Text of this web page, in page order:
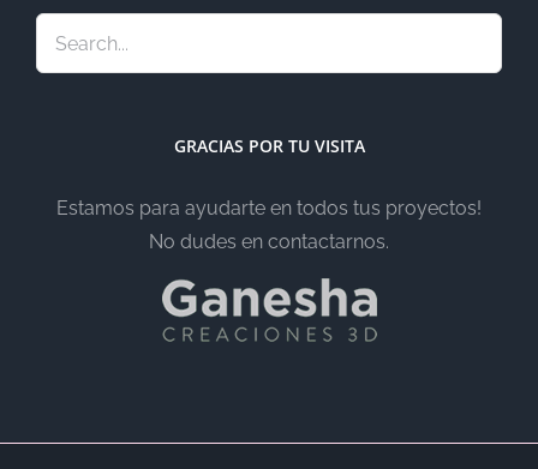
GRACIAS POR TU VISITA
Estamos para ayudarte en todos tus proyectos!
No dudes en contactarnos.